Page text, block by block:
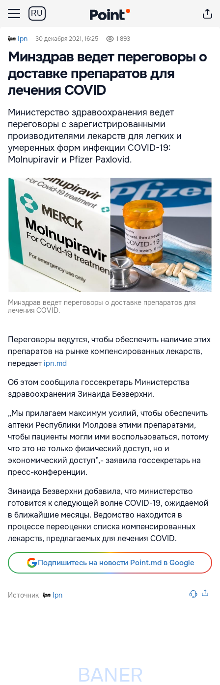
RU
Ipn 30 декабря 2021, 16:25 1 893
Минздрав ведет переговоры о
доставке препаратов для
лечения COVID
Министерство здравоохранения ведет
переговоры с зарегистрированными
производителями лекарств для легких и
умеренных форм инфекции COVID-19:
Molnupiravir и Pfizer Paxlovid.
Минздрав ведет переговоры о доставке препаратов для
лечения COVID.
Переговоры ведутся, чтобы обеспечить наличие этих
препаратов на рынке компенсированных лекарств,
передает ipn.md
Об этом сообщила госсекретарь Министерства
здравоохранения Зинаида Безверхни.
„Мы прилагаем максимум усилий, чтобы обеспечить
аптеки Республики Молдова этими препаратами,
чтобы пациенты могли ими воспользоваться, потому
что это не только физический доступ, но и
экономический доступ”,- заявила госсекретарь на
пресс-конференции.
Зинаида Безверхни добавила, что министерство
готовится к следующей волне COVID-19, ожидаемой
в ближайшие месяцы. Ведомство находится в
процессе переоценки списка компенсированных
лекарств, предлагаемых для лечения COVID.
Подпишитесь на новости Point.md в Google
Источник Ipn